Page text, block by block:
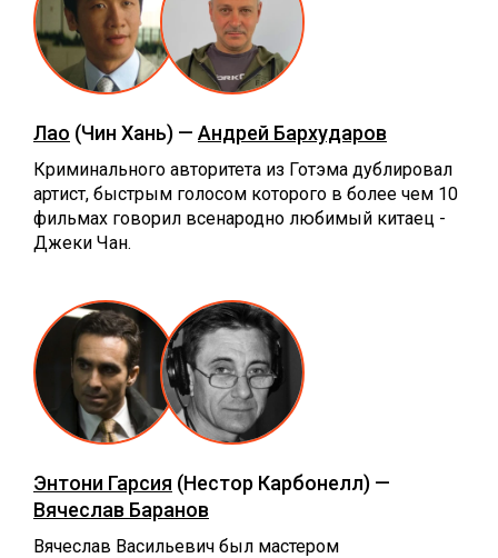
Лао (Чин Хань) — Андрей Бархударов
Криминального авторитета из Готэма дублировал
артист, быстрым голосом которого в более чем 10
фильмах говорил всенародно любимый китаец -
Джеки Чан.
Энтони Гарсия (Нестор Карбонелл) —
Вячеслав Баранов
Вячеслав Васильевич был мастером